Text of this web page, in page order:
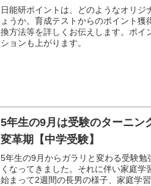
日能研ポイントは、どのようなオリジ
ょうか。育成テストからのポイント
換方法等を詳しくお伝えします。ポイ
ションも上がります。
5年生の9月は受験のターニン
変革期【中学受験】
5年生の9月からガラリと変わる受験勉
くなってきました。それに伴い家庭学
始まって2週間の長男の様子、家庭学